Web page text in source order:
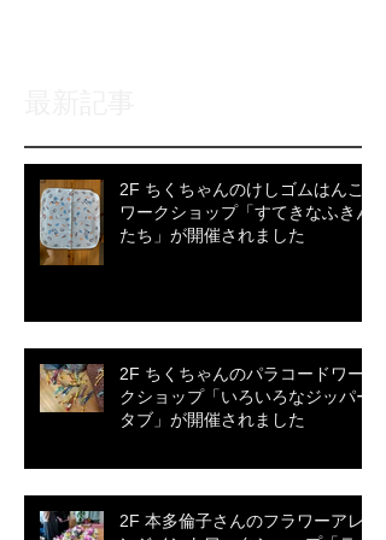
2F ちくちゃんのけしゴムはんこ
ワークショップ「すてきなふきん
たち」が開催されました
2F ちくちゃんのパラコードワー
クショップ「いろいろなジッパー
タブ」が開催されました
2F 本多倫子さんのフラワーアレ